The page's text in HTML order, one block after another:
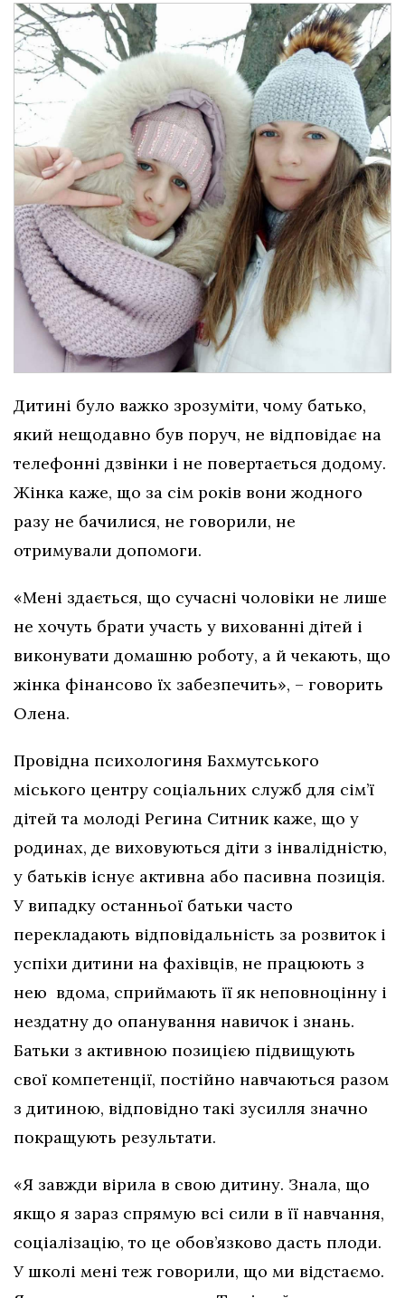
Дитині було важко зрозуміти, чому батько,
який нещодавно був поруч, не відповідає на
телефонні дзвінки і не повертається додому.
Жінка каже, що за сім років вони жодного
разу не бачилися, не говорили, не
отримували допомоги.
«Мені здається, що сучасні чоловіки не лише
не хочуть брати участь у вихованні дітей і
виконувати домашню роботу, а й чекають, що
жінка фінансово їх забезпечить», – говорить
Олена.
Провідна психологиня Бахмутського
міського центру соціальних служб для сім’ї
дітей та молоді Регина Ситник каже, що у
родинах, де виховуються діти з інвалідністю,
у батьків існує активна або пасивна позиція.
У випадку останньої батьки часто
перекладають відповідальність за розвиток і
успіхи дитини на фахівців, не працюють з
нею вдома, сприймають її як неповноцінну і
нездатну до опанування навичок і знань.
Батьки з активною позицією підвищують
свої компетенції, постійно навчаються разом
з дитиною, відповідно такі зусилля значно
покращують результати.
«Я завжди вірила в свою дитину. Знала, що
якщо я зараз спрямую всі сили в її навчання,
соціалізацію, то це обов’язково дасть плоди.
У школі мені теж говорили, що ми відстаємо.